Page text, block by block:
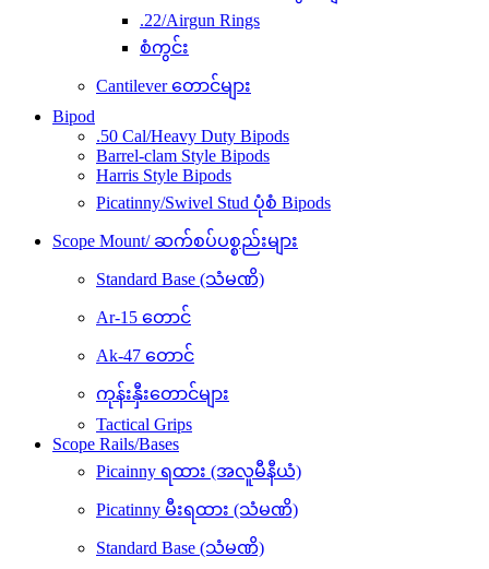
.22/Airgun Rings
စံကွင်း
Cantilever တောင်များ
Bipod
.50 Cal/Heavy Duty Bipods
Barrel-clam Style Bipods
Harris Style Bipods
Picatinny/Swivel Stud ပုံစံ Bipods
Scope Mount/ ဆက်စပ်ပစ္စည်းများ
Standard Base (သံမဏိ)
Ar-15 တောင်
Ak-47 တောင်
ကုန်းနှီးတောင်များ
Tactical Grips
Scope Rails/Bases
Picainny ရထား (အလူမီနီယံ)
Picatinny မီးရထား (သံမဏိ)
Standard Base (သံမဏိ)